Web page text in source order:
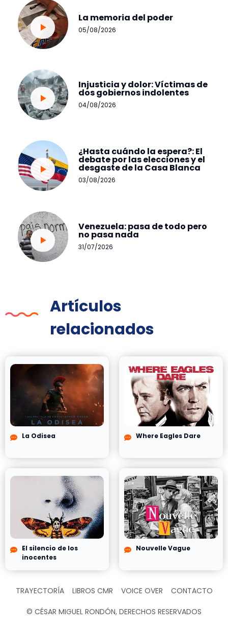
La memoria del poder
05/08/2026
Injusticia y dolor: Víctimas de
dos gobiernos indolentes
04/08/2026
¿Hasta cuándo la espera?: El
debate por las elecciones y el
desgaste de la Casa Blanca
03/08/2026
Venezuela: pasa de todo pero
no pasa nada
31/07/2026
Artículos
relacionados
La Odisea Where Eagles Dare
El silencio de los
inocentes
Nouvelle Vague
TRAYECTORÍA LIBROS CMR VOICE OVER CONTACTO
© CÉSAR MIGUEL RONDÓN, DERECHOS RESERVADOS